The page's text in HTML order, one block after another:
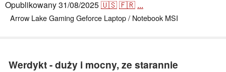
Opublikowany31/08/2025🇺🇸🇫🇷 ...
Arrow LakeGaming Geforce Laptop / Notebook MSI
Werdykt - duży i mocny, ze starannie